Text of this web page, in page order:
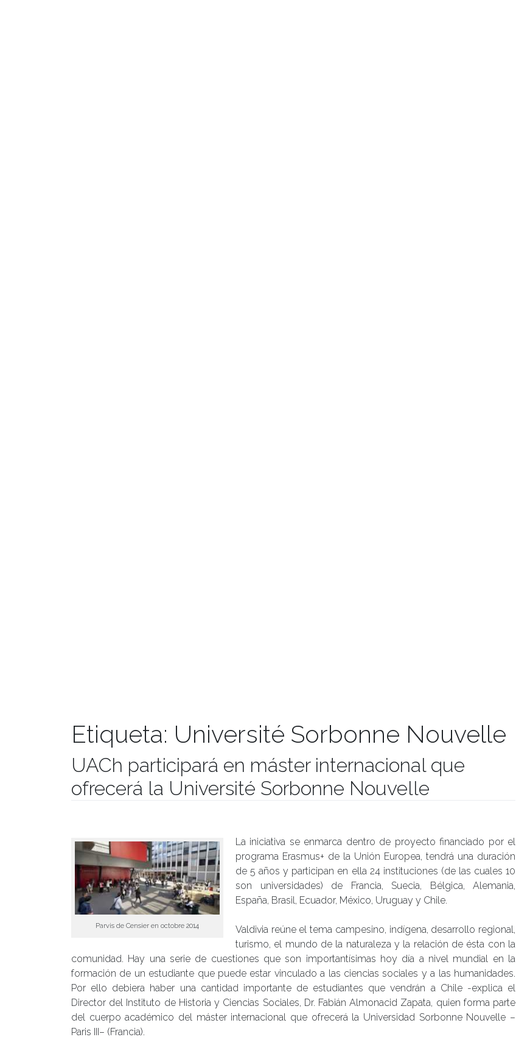
Etiqueta: Université Sorbonne Nouvelle
UACh participará en máster internacional que
ofrecerá la Université Sorbonne Nouvelle
Parvis de Censier en octobre 2014
La iniciativa se enmarca dentro de proyecto financiado por el
programa Erasmus+ de la Unión Europea, tendrá una duración
de 5 años y participan en ella 24 instituciones (de las cuales 10
son universidades) de Francia, Suecia, Bélgica, Alemania,
España, Brasil, Ecuador, México, Uruguay y Chile.
Valdivia reúne el tema campesino, indígena, desarrollo regional,
turismo, el mundo de la naturaleza y la relación de ésta con la
comunidad. Hay una serie de cuestiones que son importantísimas hoy día a nivel mundial en la
formación de un estudiante que puede estar vinculado a las ciencias sociales y a las humanidades.
Por ello debiera haber una cantidad importante de estudiantes que vendrán a Chile -explica el
Director del Instituto de Historia y Ciencias Sociales, Dr. Fabián Almonacid Zapata, quien forma parte
del cuerpo académico del máster internacional que ofrecerá la Universidad Sorbonne Nouvelle –
Paris III– (Francia).